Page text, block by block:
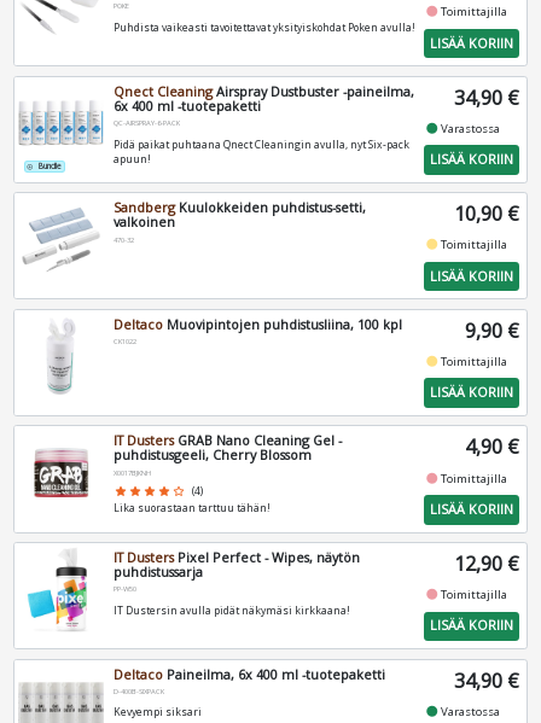
POKE
Puhdista vaikeasti tavoitettavat yksityiskohdat Poken avulla!
fiber_manual_recordToimittajilla
LISÄÄ KORIIN
add_circle_outline Bundle
Qnect CleaningAirspray Dustbuster -paineilma,
6x 400 ml -tuotepaketti
QC-AIRSPRAY-6-PACK
Pidä paikat puhtaana Qnect Cleaningin avulla, nyt Six-pack
apuun!
34,90 €
fiber_manual_recordVarastossa
LISÄÄ KORIIN
SandbergKuulokkeiden puhdistus-setti,
valkoinen
470-32
10,90 €
fiber_manual_recordToimittajilla
LISÄÄ KORIIN
Deltaco Muovipintojen puhdistusliina, 100 kpl
CK1022 9,90 €
fiber_manual_recordToimittajilla
LISÄÄ KORIIN
IT DustersGRAB Nano Cleaning Gel -
puhdistusgeeli, Cherry Blossom
X0017BJKNH
star star star star star_border (4)
Lika suorastaan tarttuu tähän!
4,90 €
fiber_manual_recordToimittajilla
LISÄÄ KORIIN
IT DustersPixel Perfect - Wipes, näytön
puhdistussarja
PP-W50
IT Dustersin avulla pidät näkymäsi kirkkaana!
12,90 €
fiber_manual_recordToimittajilla
LISÄÄ KORIIN
Deltaco Paineilma, 6x 400 ml -tuotepaketti
D-400B-SIXPACK
Kevyempi siksari
34,90 €
fiber_manual_recordVarastossa